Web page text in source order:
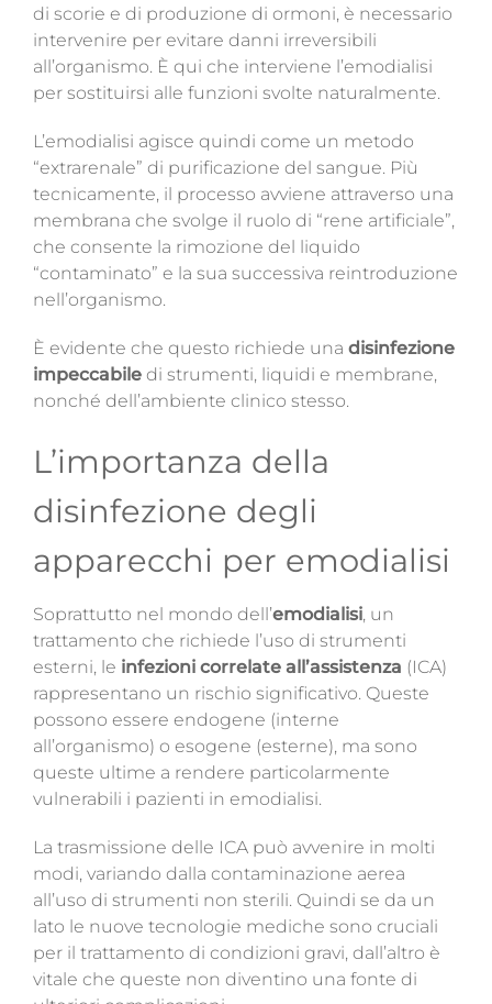
di scorie e di produzione di ormoni, è necessario
intervenire per evitare danni irreversibili
all’organismo. È qui che interviene l’emodialisi
per sostituirsi alle funzioni svolte naturalmente.
L’emodialisi agisce quindi come un metodo
“extrarenale” di purificazione del sangue. Più
tecnicamente, il processo avviene attraverso una
membrana che svolge il ruolo di “rene artificiale”,
che consente la rimozione del liquido
“contaminato” e la sua successiva reintroduzione
nell’organismo.
È evidente che questo richiede una disinfezione
impeccabile di strumenti, liquidi e membrane,
nonché dell’ambiente clinico stesso.
L’importanza della
disinfezione degli
apparecchi per emodialisi
Soprattutto nel mondo dell’emodialisi, un
trattamento che richiede l’uso di strumenti
esterni, le infezioni correlate all’assistenza (ICA)
rappresentano un rischio significativo. Queste
possono essere endogene (interne
all’organismo) o esogene (esterne), ma sono
queste ultime a rendere particolarmente
vulnerabili i pazienti in emodialisi.
La trasmissione delle ICA può avvenire in molti
modi, variando dalla contaminazione aerea
all’uso di strumenti non sterili. Quindi se da un
lato le nuove tecnologie mediche sono cruciali
per il trattamento di condizioni gravi, dall’altro è
vitale che queste non diventino una fonte di